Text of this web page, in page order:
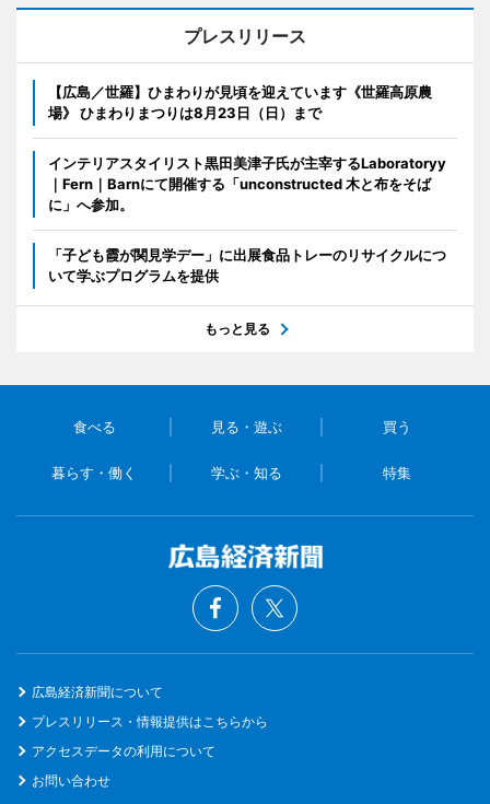
プレスリリース
【広島／世羅】ひまわりが見頃を迎えています《世羅高原農
場》 ひまわりまつりは8月23日（日）まで
インテリアスタイリスト黒田美津子氏が主宰するLaboratoryy
｜Fern｜Barnにて開催する「unconstructed 木と布をそば
に」へ参加。
「子ども霞が関見学デー」に出展食品トレーのリサイクルにつ
いて学ぶプログラムを提供
もっと見る
食べる 見る・遊ぶ 買う
暮らす・働く 学ぶ・知る 特集
広島経済新聞について
プレスリリース・情報提供はこちらから
アクセスデータの利用について
お問い合わせ